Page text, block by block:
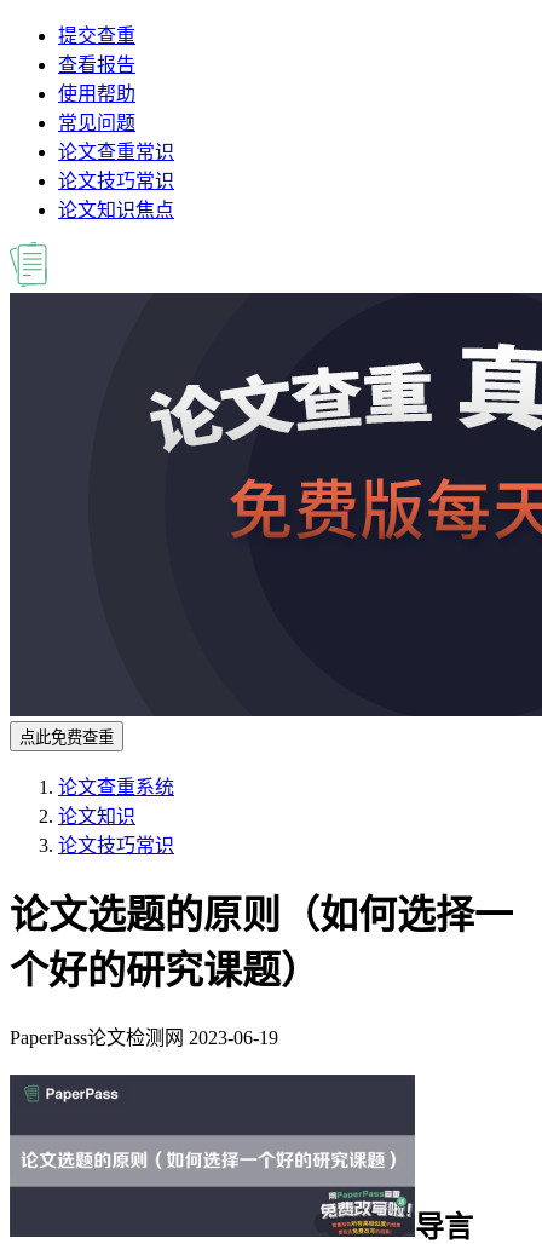
提交查重
查看报告
使用帮助
常见问题
论文查重常识
论文技巧常识
论文知识焦点
点此免费查重
论文查重系统
论文知识
论文技巧常识
论文选题的原则（如何选择一
个好的研究课题）
PaperPass论文检测网 2023-06-19
导言